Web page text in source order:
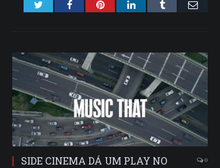
TwitterFacebookPinterestLinkedInTumblr
SIDE CINEMA DÁ UM PLAY NO
0